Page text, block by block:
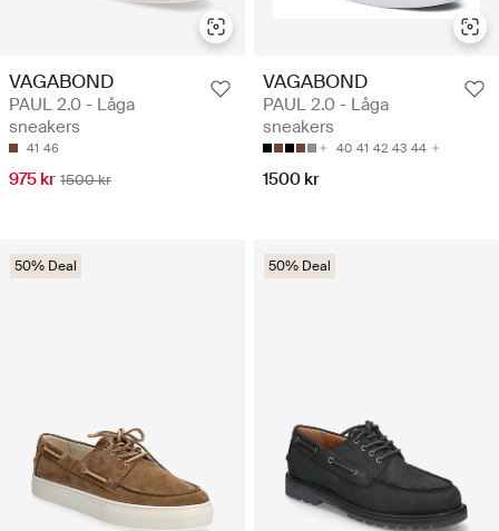
VAGABOND
PAUL 2.0 - Låga
sneakers
41 46
975 kr 1500 kr
VAGABOND
PAUL 2.0 - Låga
sneakers
40 41 42 43 44
1500 kr
50% Deal 50% Deal